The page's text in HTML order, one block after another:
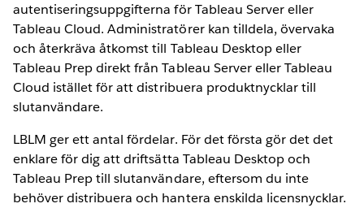
autentiseringsuppgifterna för Tableau Server eller
Tableau Cloud. Administratörer kan tilldela, övervaka
och återkräva åtkomst till Tableau Desktop eller
Tableau Prep direkt från Tableau Server eller Tableau
Cloud istället för att distribuera produktnycklar till
slutanvändare.
LBLM ger ett antal fördelar. För det första gör det det
enklare för dig att driftsätta Tableau Desktop och
Tableau Prep till slutanvändare, eftersom du inte
behöver distribuera och hantera enskilda licensnycklar.